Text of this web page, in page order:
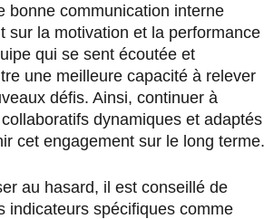
bonne communication interne
sur la motivation et la performance
qui se sent écoutée et
une meilleure capacité à relever
défis. Ainsi, continuer à
dynamiques et adaptés
cet engagement sur le long terme.
au hasard, il est conseillé de
indicateurs spécifiques comme